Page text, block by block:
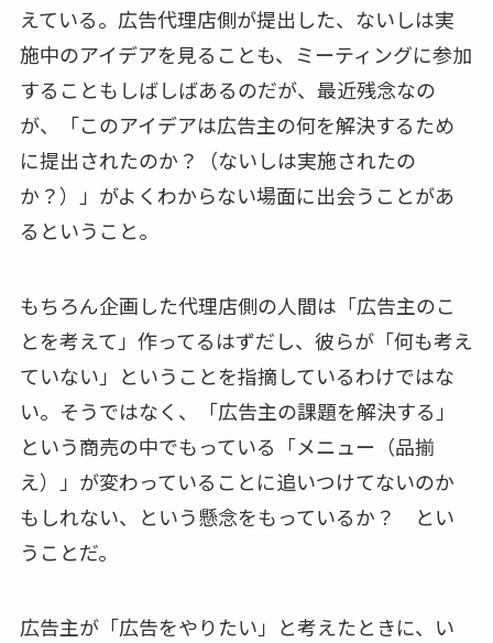
えている。広告代理店側が提出した、ないしは実
施中のアイデアを見ることも、ミーティングに参加
することもしばしばあるのだが、最近残念なの
が、「このアイデアは広告主の何を解決するため
に提出されたのか？（ないしは実施されたの
か？）」がよくわからない場面に出会うことがあ
るということ。
もちろん企画した代理店側の人間は「広告主のこ
とを考えて」作ってるはずだし、彼らが「何も考え
ていない」ということを指摘しているわけではな
い。そうではなく、「広告主の課題を解決する」
という商売の中でもっている「メニュー（品揃
え）」が変わっていることに追いつけてないのか
もしれない、という懸念をもっているか？ とい
うことだ。
広告主が「広告をやりたい」と考えたときに、い